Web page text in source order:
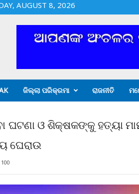
AUGUST 8, 2026
ଜିଲ୍ଲା ପରିକ୍ରମା ରାଜନୀତି
ଘଟଣା ଓ ଶିକ୍ଷକଙ୍କୁ ହତ୍ୟା
ଘେରାଉ
100